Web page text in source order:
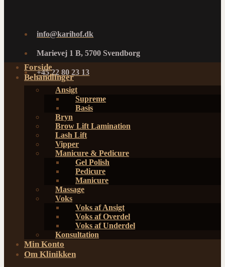
info@karihof.dk
Marievej 1 B, 5700 Svendborg
+45 22 80 23 13
Forside
Behandlinger
Ansigt
Supreme
Basis
Bryn
Brow Lift Lamination
Lash Lift
Vipper
Manicure & Pedicure
Gel Polish
Pedicure
Manicure
Massage
Voks
Voks af Ansigt
Voks af Overdel
Voks af Underdel
Konsultation
Min Konto
Om Klinikken